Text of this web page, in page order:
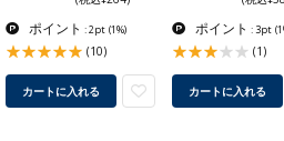
ポイント : 2pt (1%)
(10)
カートに入れる
ポイント : 3pt
(1)
カートに入れる